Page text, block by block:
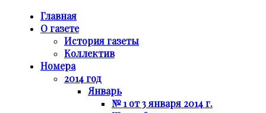
Главная
О газете
История газеты
Коллектив
Номера
2014 год
Январь
№ 1 от 3 января 2014 г.